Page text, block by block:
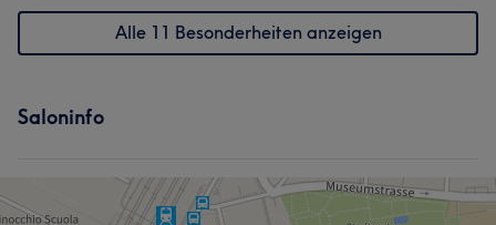
Alle 11 Besonderheiten anzeigen
Saloninfo